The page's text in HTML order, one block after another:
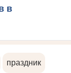
в
праздник